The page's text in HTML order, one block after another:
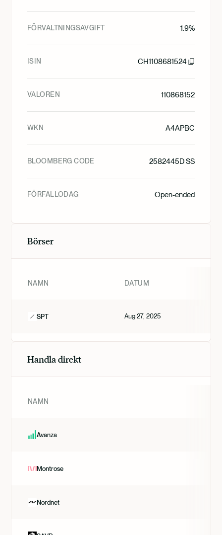
FÖRVALTNINGSAVGIFT 1.9%
ISIN CH1108681524
VALOREN 110868152
WKN A4APBC
BLOOMBERG CODE 2582445D SS
FÖRFALLODAG Open-ended
Börser
NAMN DATUM
SPT Aug 27, 2025
Handla direkt
NAMN
Avanza
Montrose
Nordnet